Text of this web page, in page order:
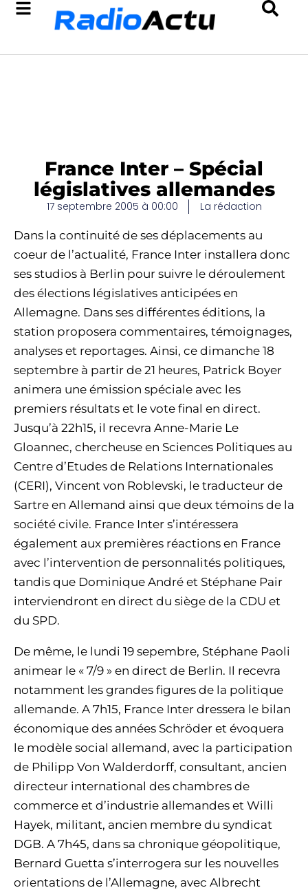
France Inter – Spécial
législatives allemandes
17 septembre 2005 à 00:00 La rédaction
Dans la continuité de ses déplacements au
coeur de l’actualité, France Inter installera donc
ses studios à Berlin pour suivre le déroulement
des élections législatives anticipées en
Allemagne. Dans ses différentes éditions, la
station proposera commentaires, témoignages,
analyses et reportages. Ainsi, ce dimanche 18
septembre à partir de 21 heures, Patrick Boyer
animera une émission spéciale avec les
premiers résultats et le vote final en direct.
Jusqu’à 22h15, il recevra Anne-Marie Le
Gloannec, chercheuse en Sciences Politiques au
Centre d’Etudes de Relations Internationales
(CERI), Vincent von Roblevski, le traducteur de
Sartre en Allemand ainsi que deux témoins de la
société civile. France Inter s’intéressera
également aux premières réactions en France
avec l’intervention de personnalités politiques,
tandis que Dominique André et Stéphane Pair
interviendront en direct du siège de la CDU et
du SPD.
De même, le lundi 19 sepembre, Stéphane Paoli
animear le « 7/9 » en direct de Berlin. Il recevra
notamment les grandes figures de la politique
allemande. A 7h15, France Inter dressera le bilan
économique des années Schröder et évoquera
le modèle social allemand, avec la participation
de Philipp Von Walderdorff, consultant, ancien
directeur international des chambres de
commerce et d’industrie allemandes et Willi
Hayek, militant, ancien membre du syndicat
DGB. A 7h45, dans sa chronique géopolitique,
Bernard Guetta s’interrogera sur les nouvelles
orientations de l’Allemagne, avec Albrecht